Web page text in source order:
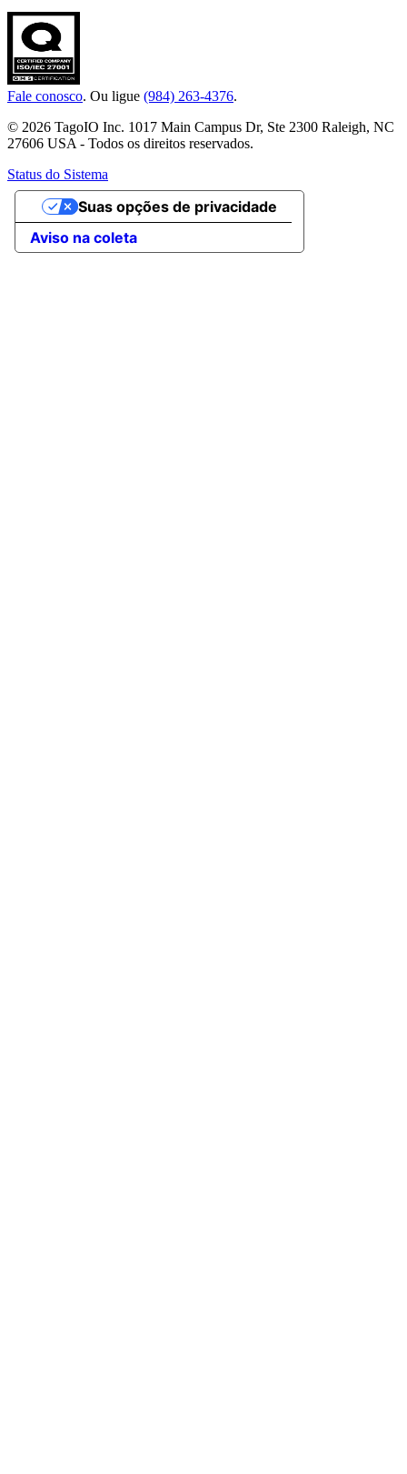
Fale conosco. Ou ligue (984) 263-4376.
© 2026 TagoIO Inc. 1017 Main Campus Dr, Ste 2300 Raleigh, NC
27606 USA - Todos os direitos reservados.
Status do Sistema
Aviso na coleta
Suas opções de privacidade